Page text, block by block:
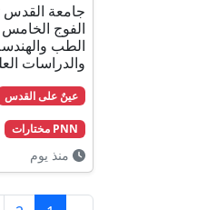
جامعة القدس
الفوج الخامس
الطب
والدراسات
عينٌ على القدس
PNN مختارات
منذ يوم